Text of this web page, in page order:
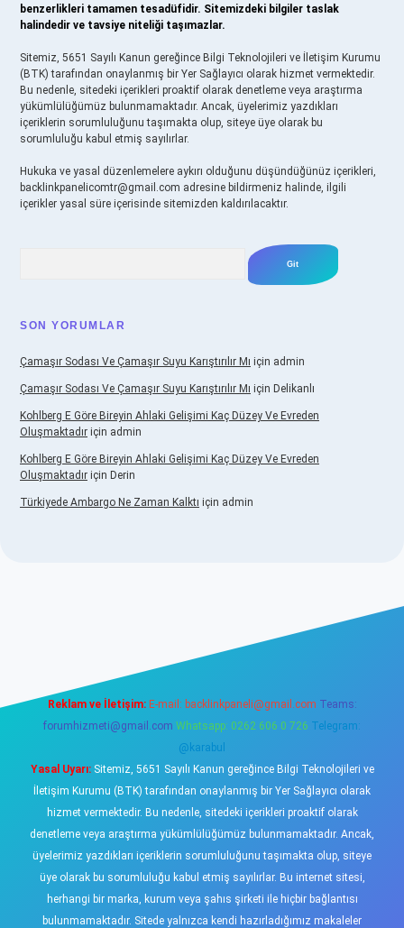
benzerlikleri tamamen tesadüfidir. Sitemizdeki bilgiler taslak
halindedir ve tavsiye niteliği taşımazlar.
Sitemiz, 5651 Sayılı Kanun gereğince Bilgi Teknolojileri ve İletişim Kurumu
(BTK) tarafından onaylanmış bir Yer Sağlayıcı olarak hizmet vermektedir.
Bu nedenle, sitedeki içerikleri proaktif olarak denetleme veya araştırma
yükümlülüğümüz bulunmamaktadır. Ancak, üyelerimiz yazdıkları
içeriklerin sorumluluğunu taşımakta olup, siteye üye olarak bu
sorumluluğu kabul etmiş sayılırlar.
Hukuka ve yasal düzenlemelere aykırı olduğunu düşündüğünüz içerikleri,
backlinkpanelicomtr@gmail.com adresine bildirmeniz halinde, ilgili
içerikler yasal süre içerisinde sitemizden kaldırılacaktır.
SON YORUMLAR
Çamaşır Sodası Ve Çamaşır Suyu Karıştırılır Mı için admin
Çamaşır Sodası Ve Çamaşır Suyu Karıştırılır Mı için Delikanlı
Kohlberg E Göre Bireyin Ahlaki Gelişimi Kaç Düzey Ve Evreden
Oluşmaktadır için admin
Kohlberg E Göre Bireyin Ahlaki Gelişimi Kaç Düzey Ve Evreden
Oluşmaktadır için Derin
Türkiyede Ambargo Ne Zaman Kalktı için admin
Reklam ve İletişim: E-mail: backlinkpaneli@gmail.com Teams:
forumhizmeti@gmail.com Whatsapp: 0262 606 0 726 Telegram:
@karabul
Yasal Uyarı:Sitemiz, 5651 Sayılı Kanun gereğince Bilgi Teknolojileri ve
İletişim Kurumu (BTK) tarafından onaylanmış bir Yer Sağlayıcı olarak
hizmet vermektedir. Bu nedenle, sitedeki içerikleri proaktif olarak
denetleme veya araştırma yükümlülüğümüz bulunmamaktadır. Ancak,
üyelerimiz yazdıkları içeriklerin sorumluluğunu taşımakta olup, siteye
üye olarak bu sorumluluğu kabul etmiş sayılırlar. Bu internet sitesi,
herhangi bir marka, kurum veya şahıs şirketi ile hiçbir bağlantısı
bulunmamaktadır. Sitede yalnızca kendi hazırladığımız makaleler